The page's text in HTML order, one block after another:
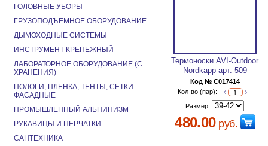
Термоноски AVI-Outdoor
Nordkapp арт. 509
Код № C017414
Кол-во (пар):
Размер:
480.00руб.
ГОЛОВНЫЕ УБОРЫ
ГРУЗОПОДЪЕМНОЕ ОБОРУДОВАНИЕ
ДЫМОХОДНЫЕ СИСТЕМЫ
ИНСТРУМЕНТ КРЕПЕЖНЫЙ
ЛАБОРАТОРНОЕ ОБОРУДОВАНИЕ (С
ХРАНЕНИЯ)
ПОЛОГИ, ПЛЕНКА, ТЕНТЫ, СЕТКИ
ФАСАДНЫЕ
ПРОМЫШЛЕННЫЙ АЛЬПИНИЗМ
РУКАВИЦЫ И ПЕРЧАТКИ
САНТЕХНИКА